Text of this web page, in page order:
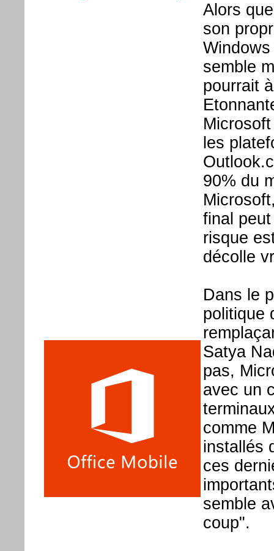
Alors
son
semble
pourrait
les
90% du
final
risque
décolle
Dans le
politique
Satya
pas,
avec un
comme
installés
ces
semble
coup".